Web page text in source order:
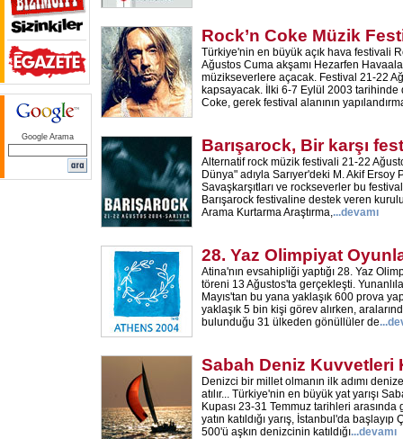
Google Arama
Rock’n Coke Müzik
Türkiye'nin en büyük açık hava festivali
Ağustos Cuma akşamı Hezarfen
müzikseverlere açacak. Festival 21-22
kapsayacak. İlki 6-7 Eylül 2003
Coke, gerek festival alanının
Barışarock, Bir karşı
Alternatif rock müzik festivali 21-22
Dünya" adıyla Sarıyer'deki M. Akif Ersoy
Savaşkarşıtları ve rockseverler bu
Barışarock festivaline destek veren
Arama Kurtarma Araştırma,...devamı
28. Yaz Olimpiyat
Atina'nın evsahipliği yaptığı 28. Yaz
töreni 13 Ağustos'ta gerçekleşti.
Mayıs'tan bu yana yaklaşık 600 prova
yaklaşık 5 bin kişi görev alırken,
bulunduğu 31 ülkeden gönüllüler de
Sabah Deniz Kuvvetleri
Denizci bir millet olmanın ilk adımı
atılır... Türkiye'nin en büyük yat yarışı
Kupası 23-31 Temmuz tarihleri arasında
yatın katıldığı yarış, İstanbul'da
500'ü aşkın denizcinin katıldığı...devamı